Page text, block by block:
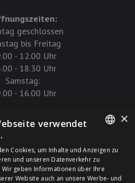
geschlossen
bis Freitag
- 12.00 Uhr
- 18.30 Uhr
Samstag:
- 16.00 Uhr
061 861 14 27
61 861 14 27
61 861 14 01
FRENCH
×
verwendet
Cookies, um Inhalte und Anzeigen zu
und unseren Datenverkehr zu
Wir geben Informationen über Ihre
Website auch an unsere Werbe- und